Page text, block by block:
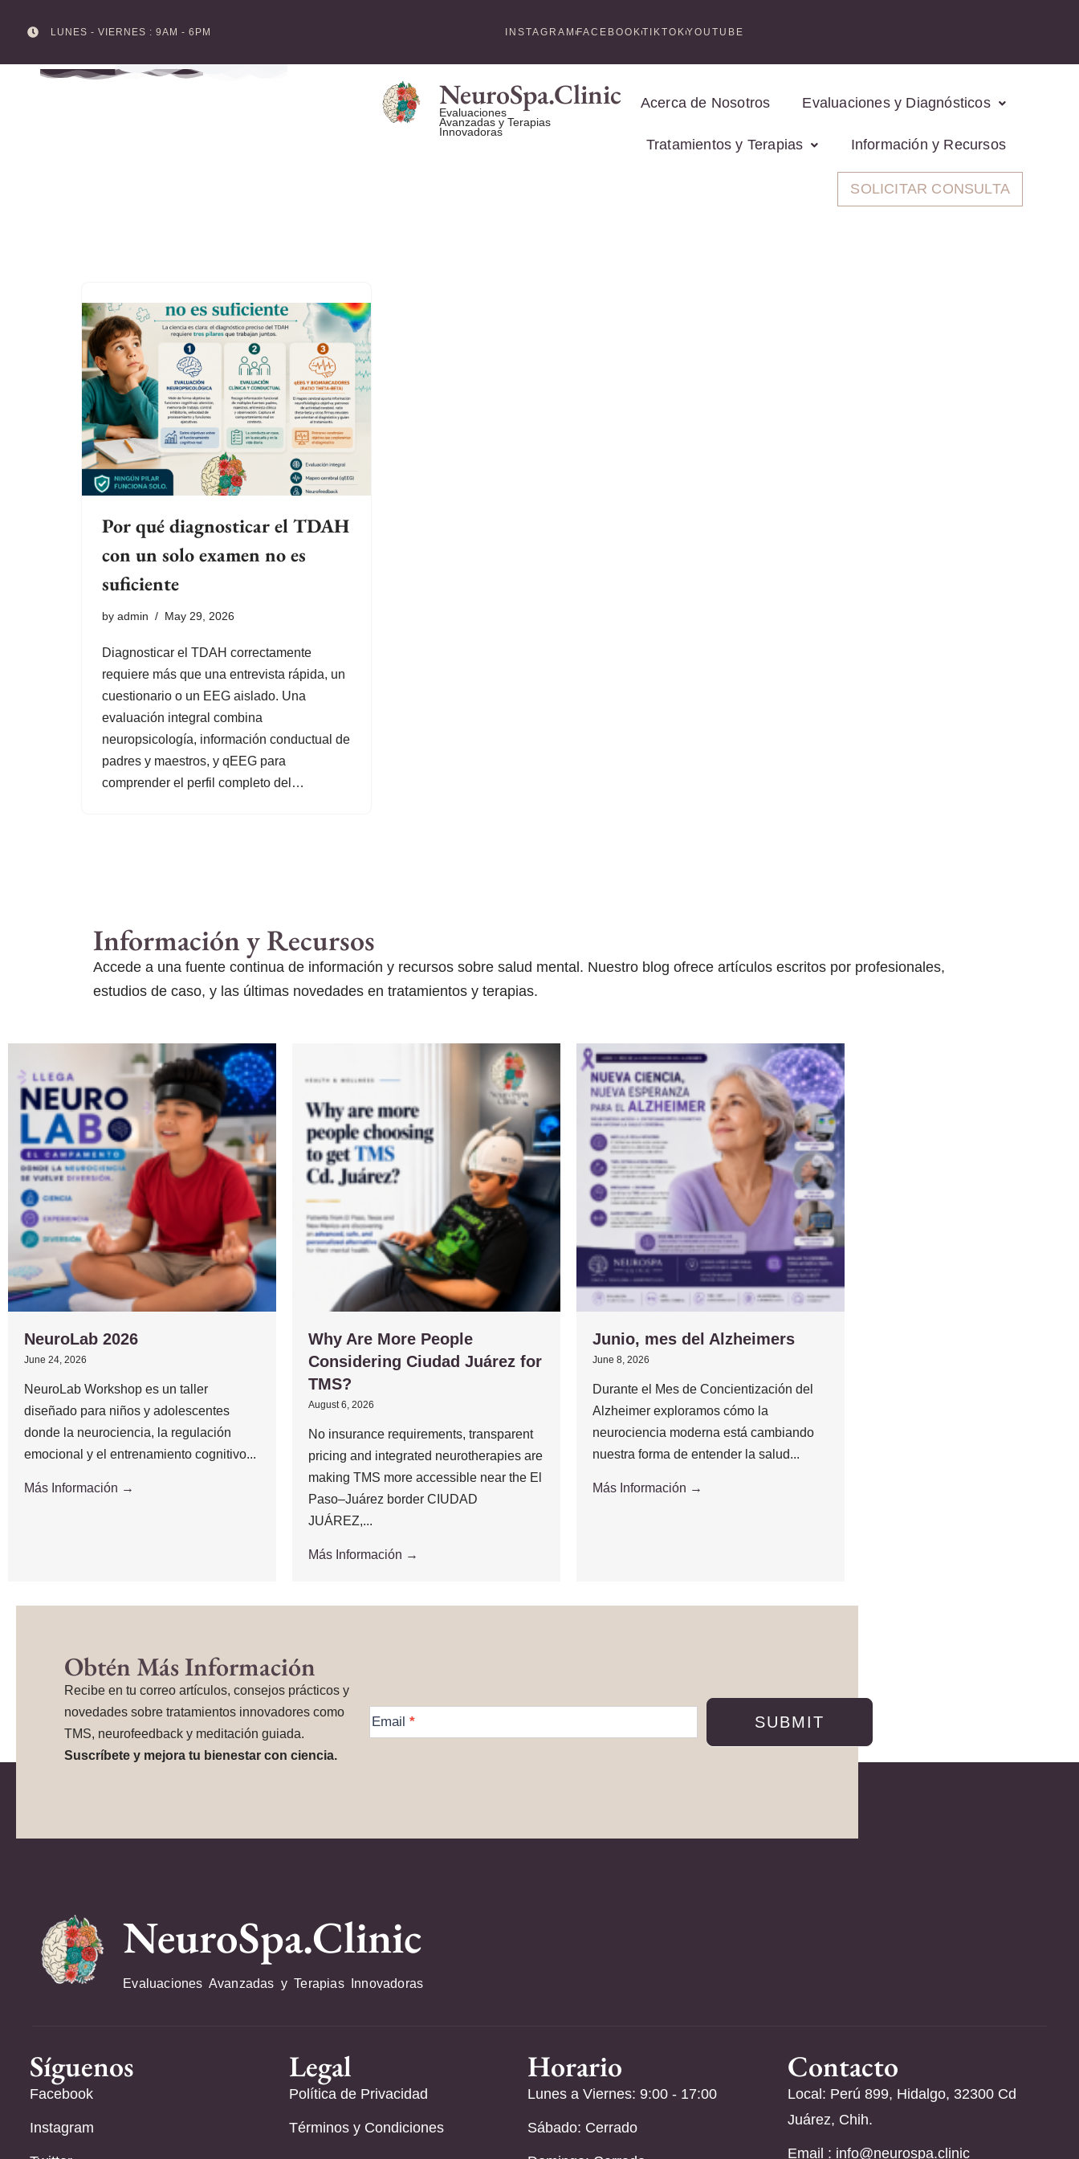
to
LUNES - VIERNES : 9AM - 6PM INSTAGRAM FACEBOOKTIKTOKYOUTUBE
NeuroSpa.Clinic
Evaluaciones
Avanzadas y Terapias
Innovadoras
Acerca de Nosotros Evaluaciones y Diagnósticos
Tratamientos y Terapias Información y Recursos
SOLICITAR CONSULTA
Por qué diagnosticar el TDAH
con un solo examen no es
suficiente
by admin May 29, 2026
Diagnosticar el TDAH correctamente
requiere más que una entrevista rápida, un
cuestionario o un EEG aislado. Una
evaluación integral combina
neuropsicología, información conductual de
padres y maestros, y qEEG para
comprender el perfil completo del…
Información y Recursos
Accede a una fuente continua de información y recursos sobre salud mental. Nuestro blog ofrece artículos escritos por profesionales,
estudios de caso, y las últimas novedades en tratamientos y terapias.
NeuroLab 2026
June 24, 2026
NeuroLab Workshop es un taller
diseñado para niños y adolescentes
donde la neurociencia, la regulación
emocional y el entrenamiento cognitivo...
Más Información →
Why Are More People
Considering Ciudad Juárez for
TMS?
August 6, 2026
No insurance requirements, transparent
pricing and integrated neurotherapies are
making TMS more accessible near the El
Paso–Juárez border CIUDAD
JUÁREZ,...
Más Información →
Junio, mes del Alzheimers
June 8, 2026
Durante el Mes de Concientización del
Alzheimer exploramos cómo la
neurociencia moderna está cambiando
nuestra forma de entender la salud...
Más Información →
Obtén Más Información
Recibe en tu correo artículos, consejos prácticos y
novedades sobre tratamientos innovadores como
TMS, neurofeedback y meditación guiada.
Suscríbete y mejora tu bienestar con ciencia.
Information
Email* SUBMIT
NeuroSpa.Clinic
Evaluaciones Avanzadas y Terapias Innovadoras
Síguenos
Facebook
Instagram
Legal
Política de Privacidad
Términos y Condiciones
Horario
Lunes a Viernes: 9:00 - 17:00
Sábado: Cerrado
Contacto
Local: Perú 899, Hidalgo, 32300 Cd
Juárez, Chih.
Email : info@neurospa.clinic